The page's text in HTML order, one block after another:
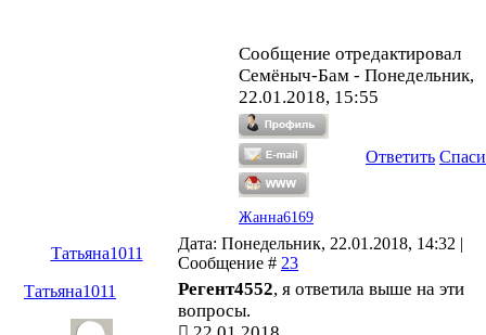
Сообщение отредактировал
Семёныч-Бам - Понедельник,
22.01.2018, 15:55
Ответить
Жанна6169
Татьяна1011
Дата: Понедельник, 22.01.2018, 14:32 |
Сообщение # 23
Татьяна1011
Регент4552, я ответила выше на эти
вопросы.